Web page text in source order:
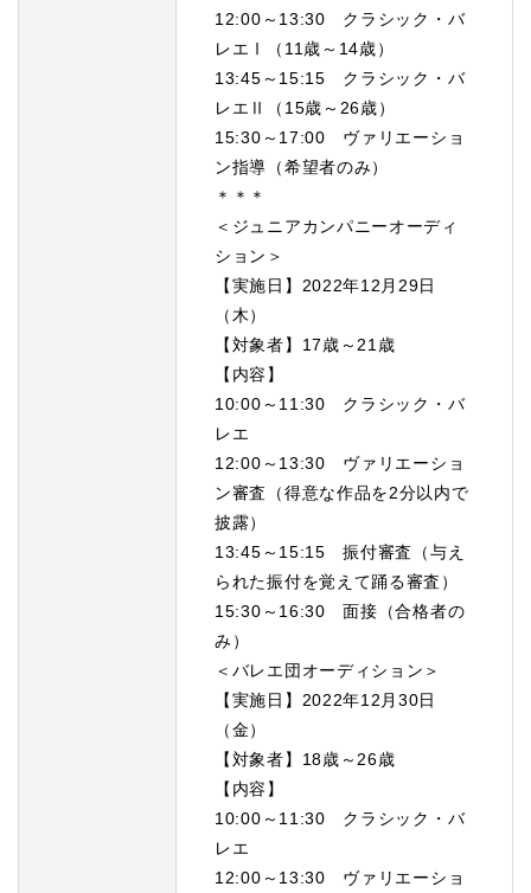
12:00～13:30 クラシック・バ
レエⅠ（11歳～14歳）
13:45～15:15 クラシック・バ
レエⅡ（15歳～26歳）
15:30～17:00 ヴァリエーショ
ン指導（希望者のみ）
＊＊＊
＜ジュニアカンパニーオーディ
ション＞
【実施日】2022年12月29日
（木）
【対象者】17歳～21歳
【内容】
10:00～11:30 クラシック・バ
レエ
12:00～13:30 ヴァリエーショ
ン審査（得意な作品を2分以内で
披露）
13:45～15:15 振付審査（与え
られた振付を覚えて踊る審査）
15:30～16:30 面接（合格者の
み）
＜バレエ団オーディション＞
【実施日】2022年12月30日
（金）
【対象者】18歳～26歳
【内容】
10:00～11:30 クラシック・バ
レエ
12:00～13:30 ヴァリエーショ